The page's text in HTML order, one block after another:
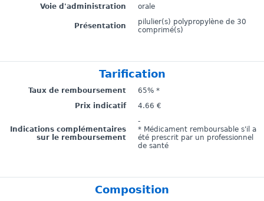
Voie d'administration
orale
Présentation
pilulier(s) polypropylène de 30
comprimé(s)
Tarification
Taux de remboursement
65% *
Prix indicatif
4.66 €
Indications complémentaires
sur le remboursement
-
* Médicament remboursable s'il a
été prescrit par un professionnel
de santé
Composition